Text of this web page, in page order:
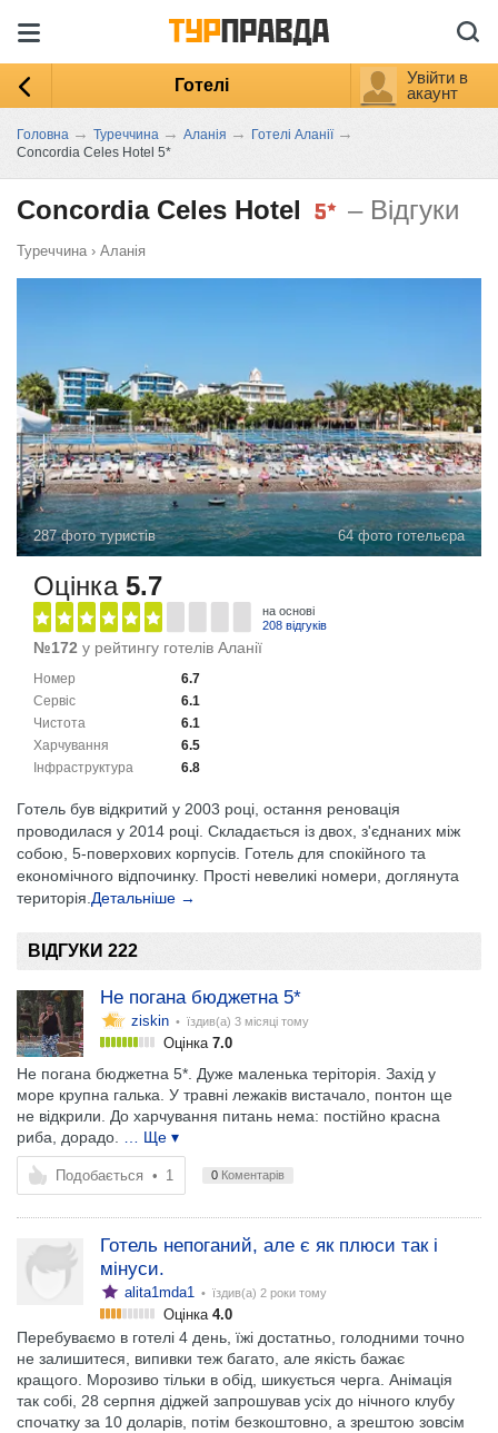
Готелі
Увійти в
акаунт
Головна → Туреччина → Аланія → Готелі Аланії →
Concordia Celes Hotel 5*
Concordia Celes Hotel – Відгуки
Туреччина › Аланія
287 фото туристів 64 фото готельєра
Оцінка 5.7
на основі
208 відгуків
№172 у рейтингу готелів Аланії
6.7
Номер
6.1
Сервіс
6.1
Чистота
6.5
Харчування
6.8
Інфраструктура
Готель був відкритий у 2003 році, остання реновація
проводилася у 2014 році. Складається із двох, з'єднаних між
собою, 5-поверхових корпусів. Готель для спокійного та
економічного відпочинку. Прості невеликі номери, доглянута
територія. Детальніше →
ВІДГУКИ 222
Не погана бюджетна 5*
ziskin • їздив(а) 3 місяці тому
Оцінка 7.0
Не погана бюджетна 5*. Дуже маленька теріторія. Захід у
море крупна галька. У травні лежаків вистачало, понтон ще
не відкрили. До харчування питань нема: постійно красна
риба, дорадо.
… Ще ▾
Подобається • 1 0 Коментарів
Готель непоганий, але є як плюси так і
мінуси.
alita1mda1 • їздив(а) 2 роки тому
Оцінка 4.0
Перебуваємо в готелі 4 день, їжі достатньо, голодними точно
не залишитеся, випивки теж багато, але якість бажає
кращого. Морозиво тільки в обід, шикується черга. Анімація
так собі, 28 серпня діджей запрошував усіх до нічного клубу
спочатку за 10 доларів, потім безкоштовно, а зрештою зовсім